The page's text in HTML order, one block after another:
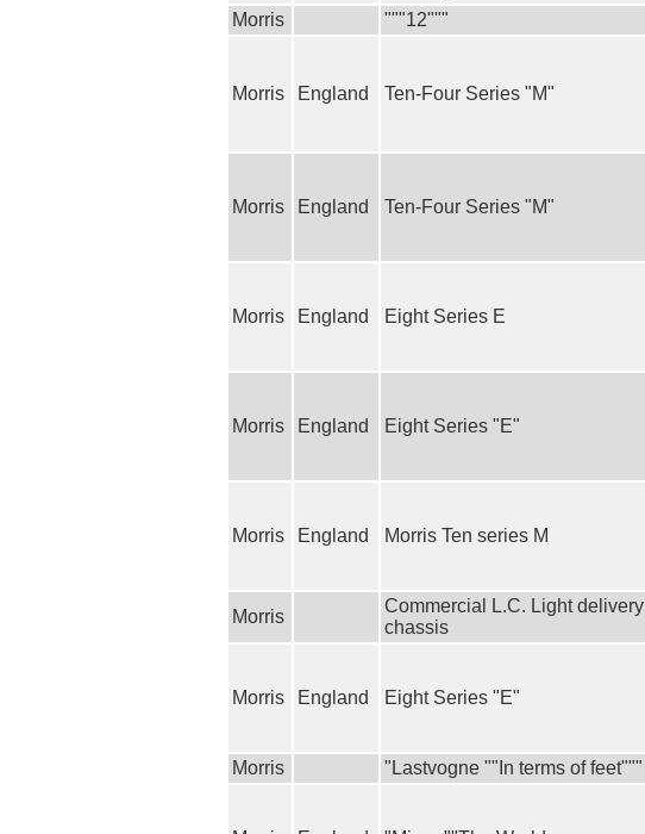
Morris """12"""
Morris England Ten-Four Series "M"
Morris England Ten-Four Series "M"
Morris England Eight Series E
Morris England Eight Series "E"
Morris England Morris Ten series M
Morris
Commercial L.C. Light delivery
chassis
Morris England Eight Series "E"
Morris "Lastvogne ""In terms of feet"""